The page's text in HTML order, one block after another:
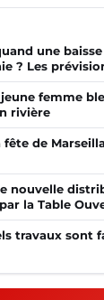
une
? Les
femme
rivière
fête de
nouvelle
la Table
travaux sont